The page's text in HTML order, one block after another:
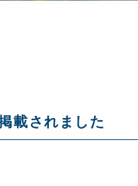
載されました